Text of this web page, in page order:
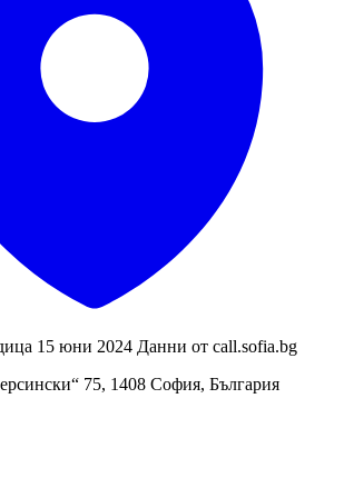
15 юни 2024 Данни от call.sofia.bg
75, 1408 София, България